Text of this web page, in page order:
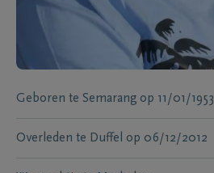
Geboren te Semarang op 11/01/1953
Overleden te Duffel op 06/12/2012